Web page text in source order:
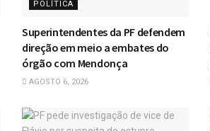
POLÍTICA
Superintendentes da PF defendem
direção em meio a embates do
órgão com Mendonça
AGOSTO 6, 2026